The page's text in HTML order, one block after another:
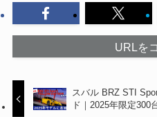
URLを
スバル BRZ STI
ド｜2025年限定300